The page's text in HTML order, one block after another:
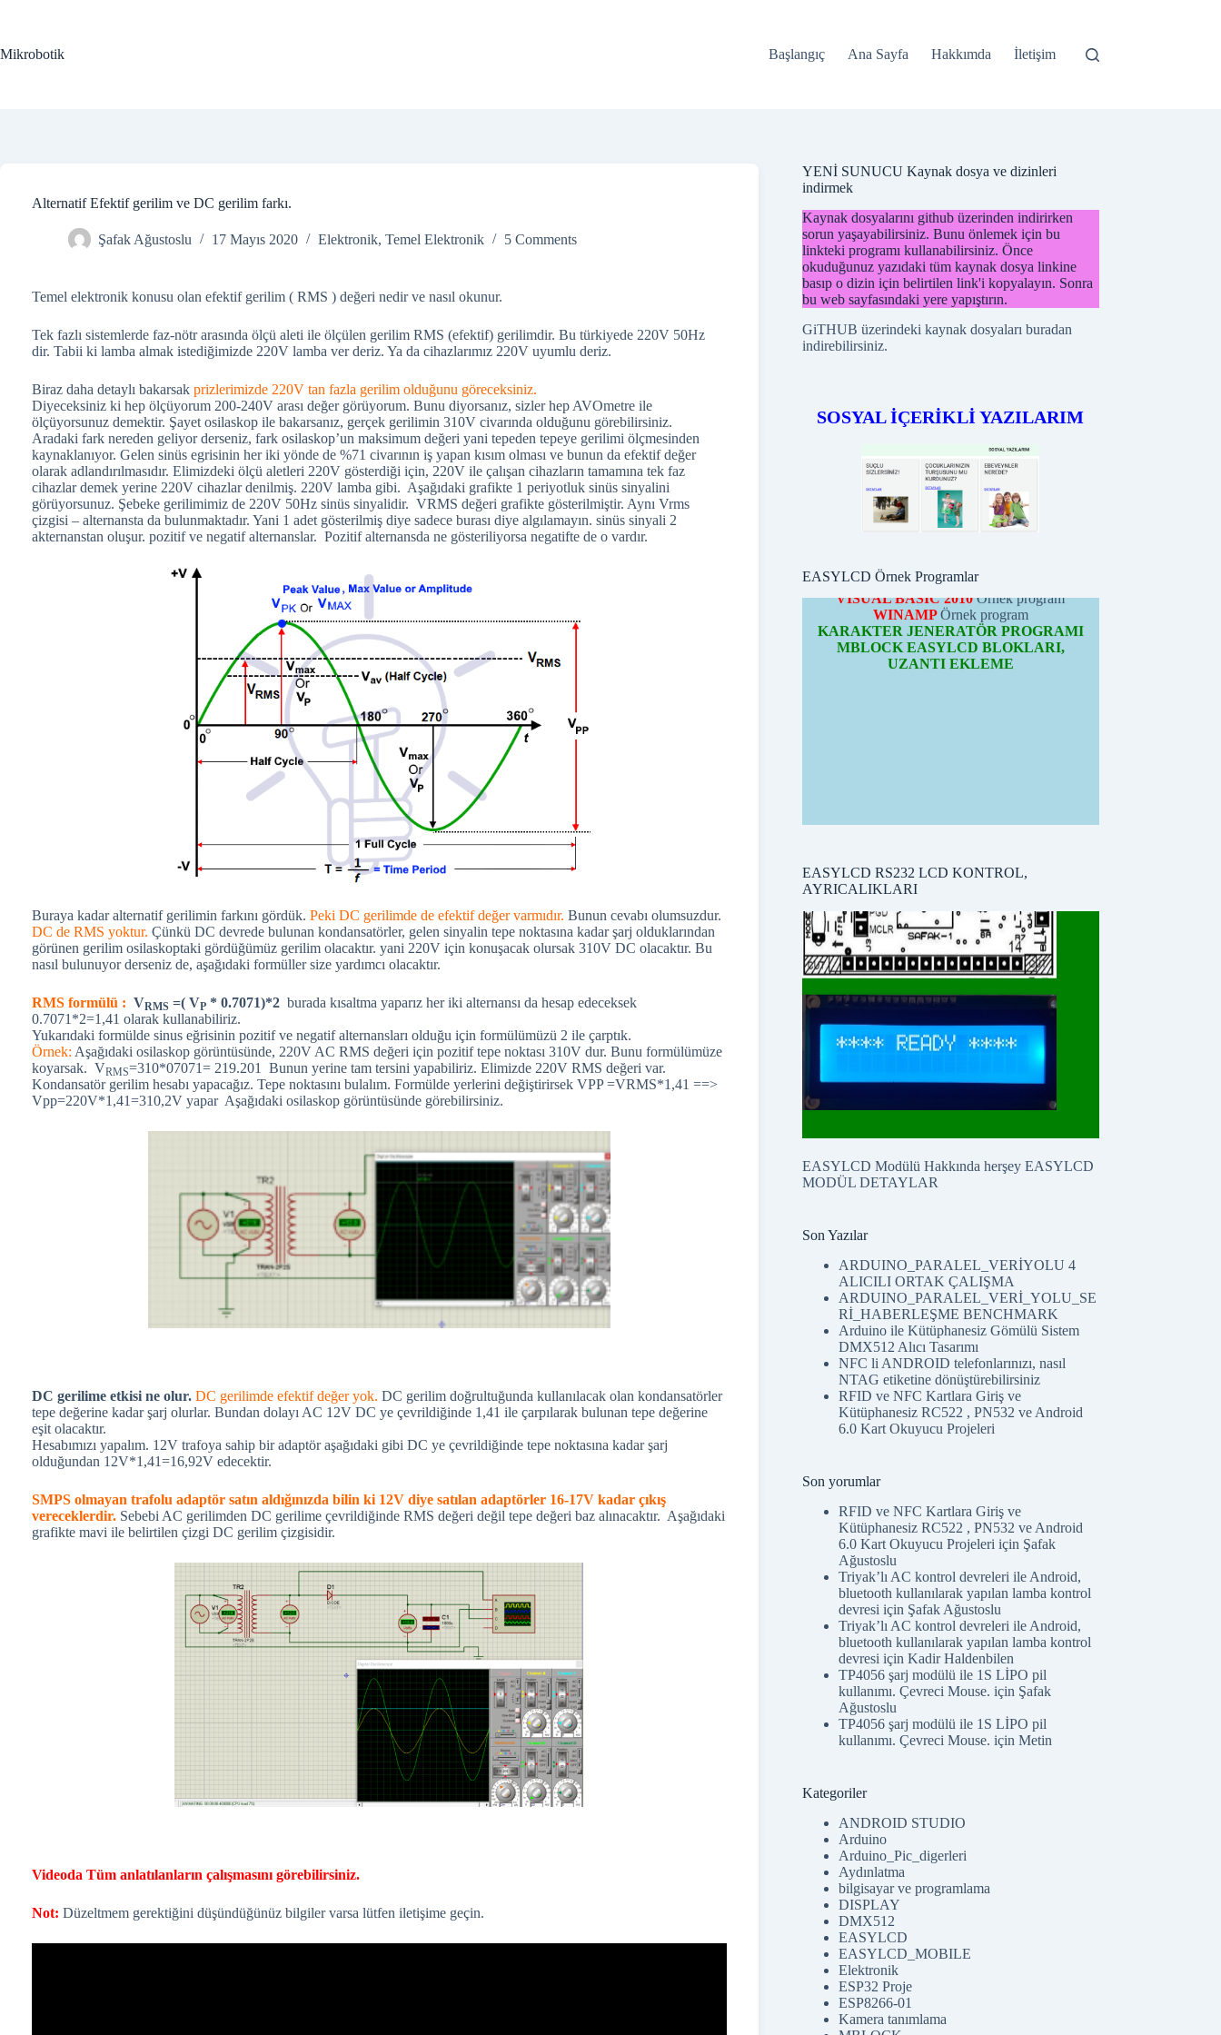
Mikrobotik
Başlangıç Ana Sayfa Hakkımda İletişim
Alternatif Efektif gerilim ve DC gerilim farkı.
Şafak Ağustoslu 17 Mayıs 2020 Elektronik, Temel Elektronik 5 Comments
Temel elektronik konusu olan efektif gerilim ( RMS ) değeri nedir ve nasıl okunur.
Tek fazlı sistemlerde faz-nötr arasında ölçü aleti ile ölçülen gerilim RMS (efektif) gerilimdir. Bu türkiyede 220V 50Hz
dir. Tabii ki lamba almak istediğimizde 220V lamba ver deriz. Ya da cihazlarımız 220V uyumlu deriz.
Biraz daha detaylı bakarsak prizlerimizde 220V tan fazla gerilim olduğunu göreceksiniz.
Diyeceksiniz ki hep ölçüyorum 200-240V arası değer görüyorum. Bunu diyorsanız, sizler hep AVOmetre ile
ölçüyorsunuz demektir. Şayet osilaskop ile bakarsanız, gerçek gerilimin 310V civarında olduğunu görebilirsiniz.
Aradaki fark nereden geliyor derseniz, fark osilaskop’un maksimum değeri yani tepeden tepeye gerilimi ölçmesinden
kaynaklanıyor. Gelen sinüs egrisinin her iki yönde de %71 civarının iş yapan kısım olması ve bunun da efektif değer
olarak adlandırılmasıdır. Elimizdeki ölçü aletleri 220V gösterdiği için, 220V ile çalışan cihazların tamamına tek faz
cihazlar demek yerine 220V cihazlar denilmiş. 220V lamba gibi. Aşağıdaki grafikte 1 periyotluk sinüs sinyalini
görüyorsunuz. Şebeke gerilimimiz de 220V 50Hz sinüs sinyalidir. VRMS değeri grafikte gösterilmiştir. Aynı Vrms
çizgisi – alternansta da bulunmaktadır. Yani 1 adet gösterilmiş diye sadece burası diye algılamayın. sinüs sinyali 2
akternanstan oluşur. pozitif ve negatif alternanslar. Pozitif alternansda ne gösteriliyorsa negatifte de o vardır.
Buraya kadar alternatif gerilimin farkını gördük. Peki DC gerilimde de efektif değer varmıdır. Bunun cevabı olumsuzdur.
DC de RMS yoktur. Çünkü DC devrede bulunan kondansatörler, gelen sinyalin tepe noktasına kadar şarj olduklarından
görünen gerilim osilaskoptaki gördüğümüz gerilim olacaktır. yani 220V için konuşacak olursak 310V DC olacaktır. Bu
nasıl bulunuyor derseniz de, aşağıdaki formüller size yardımcı olacaktır.
RMS formülü : VRMS =( VP * 0.7071)*2 burada kısaltma yaparız her iki alternansı da hesap edeceksek
0.7071*2=1,41 olarak kullanabiliriz.
Yukarıdaki formülde sinus eğrisinin pozitif ve negatif alternansları olduğu için formülümüzü 2 ile çarptık.
Örnek: Aşağıdaki osilaskop görüntüsünde, 220V AC RMS değeri için pozitif tepe noktası 310V dur. Bunu formülümüze
koyarsak. VRMS=310*07071= 219.201 Bunun yerine tam tersini yapabiliriz. Elimizde 220V RMS değeri var.
Kondansatör gerilim hesabı yapacağız. Tepe noktasını bulalım. Formülde yerlerini değiştirirsek VPP =VRMS*1,41 ==>
Vpp=220V*1,41=310,2V yapar Aşağıdaki osilaskop görüntüsünde görebilirsiniz.
DC gerilime etkisi ne olur. DC gerilimde efektif değer yok. DC gerilim doğrultuğunda kullanılacak olan kondansatörler
tepe değerine kadar şarj olurlar. Bundan dolayı AC 12V DC ye çevrildiğinde 1,41 ile çarpılarak bulunan tepe değerine
eşit olacaktır.
Hesabımızı yapalım. 12V trafoya sahip bir adaptör aşağıdaki gibi DC ye çevrildiğinde tepe noktasına kadar şarj
olduğundan 12V*1,41=16,92V edecektir.
SMPS olmayan trafolu adaptör satın aldığınızda bilin ki 12V diye satılan adaptörler 16-17V kadar çıkış
vereceklerdir. Sebebi AC gerilimden DC gerilime çevrildiğinde RMS değeri değil tepe değeri baz alınacaktır. Aşağıdaki
grafikte mavi ile belirtilen çizgi DC gerilim çizgisidir.
Videoda Tüm anlatılanların çalışmasını görebilirsiniz.
Not: Düzeltmem gerektiğini düşündüğünüz bilgiler varsa lütfen iletişime geçin.
YENİ SUNUCU Kaynak dosya ve dizinleri
indirmek
Kaynak dosyalarını github üzerinden indirirken
sorun yaşayabilirsiniz. Bunu önlemek için bu
linkteki programı kullanabilirsiniz. Önce
okuduğunuz yazıdaki tüm kaynak dosya linkine
basıp o dizin için belirtilen link'i kopyalayın. Sonra
bu web sayfasındaki yere yapıştırın.
GiTHUB üzerindeki kaynak dosyaları buradan
indirebilirsiniz.
SOSYAL İÇERİKLİ YAZILARIM
EASYLCD Örnek Programlar
ÖRNEK PROGRAMLARI
PICBASIC
Örnek program
ARDUİNOÖrnek programları
CCS-CÖrnek program
PYTHONÖrnek program
MBLOCK Örnek program
VISUAL BASIC 32bit
Örnek program
KARAKTER JENERATÖR PROGRAMI
UZANTI EKLEME
EASYLCD RS232 LCD KONTROL,
AYRICALIKLARI
EASYLCD Modülü Hakkında herşeyEASYLCD
MODÜL DETAYLAR
Son Yazılar
ARDUINO_PARALEL_VERİYOLU 4
ALICILI ORTAK ÇALIŞMA
ARDUINO_PARALEL_VERİ_YOLU_SE
Rİ_HABERLEŞME BENCHMARK
Arduino ile Kütüphanesiz Gömülü Sistem
DMX512 Alıcı Tasarımı
NFC li ANDROID telefonlarınızı, nasıl
NTAG etiketine dönüştürebilirsiniz
RFID ve NFC Kartlara Giriş ve
Kütüphanesiz RC522 , PN532 ve Android
6.0 Kart Okuyucu Projeleri
Son yorumlar
RFID ve NFC Kartlara Giriş ve
Kütüphanesiz RC522 , PN532 ve Android
6.0 Kart Okuyucu Projeleri için Şafak
Ağustoslu
Triyak’lı AC kontrol devreleri ile Android,
bluetooth kullanılarak yapılan lamba kontrol
devresi için Şafak Ağustoslu
Triyak’lı AC kontrol devreleri ile Android,
bluetooth kullanılarak yapılan lamba kontrol
devresi içinKadir Haldenbilen
TP4056 şarj modülü ile 1S LİPO pil
kullanımı. Çevreci Mouse. için Şafak
Ağustoslu
TP4056 şarj modülü ile 1S LİPO pil
kullanımı. Çevreci Mouse. içinMetin
Kategoriler
ANDROID STUDIO
Arduino
Arduino_Pic_digerleri
Aydınlatma
bilgisayar ve programlama
DISPLAY
DMX512
EASYLCD
EASYLCD_MOBILE
Elektronik
ESP32 Proje
ESP8266-01
Kamera tanımlama